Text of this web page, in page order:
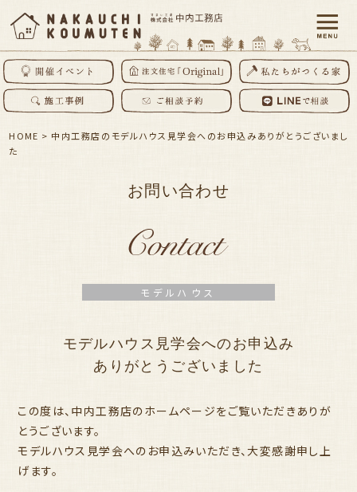
HOME > 中内工務店のモデルハウス見学会へのお申込みありがとうございまし
た
お問い合わせ
モデルハウス
モデルハウス見学会へのお申込み
ありがとうございました
この度は、中内工務店のホームページをご覧いただきありが
とうございます。
モデルハウス見学会へのお申込みいただき、大変感謝申し上
げます。